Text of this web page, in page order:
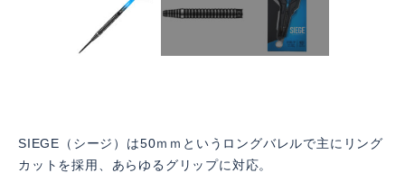
SIEGE（シージ）は50ｍｍというロングバレルで主にリング
カットを採用、あらゆるグリップに対応。